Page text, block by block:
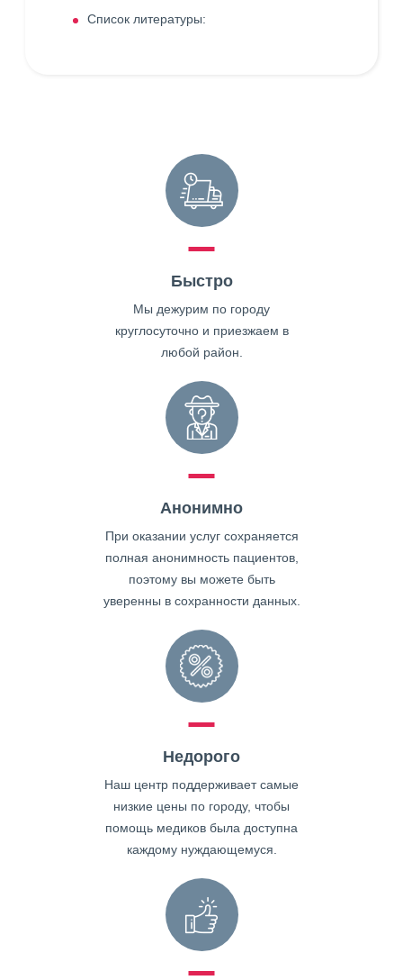
Список литературы:
Быстро
Мы дежурим по городу
круглосуточно и приезжаем в
любой район.
Анонимно
При оказании услуг сохраняется
полная анонимность пациентов,
поэтому вы можете быть
уверенны в сохранности данных.
Недорого
Наш центр поддерживает самые
низкие цены по городу, чтобы
помощь медиков была доступна
каждому нуждающемуся.